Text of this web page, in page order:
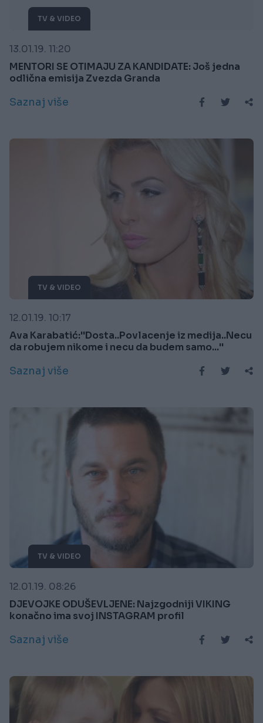
TV & VIDEO
13.01.19. 11:20
MENTORI SE OTIMAJU ZA KANDIDATE: Još jedna
odlična emisija Zvezda Granda
Saznaj više
TV & VIDEO
12.01.19. 10:17
Ava Karabatić:''Dosta..Povlacenje iz medija..Necu
da robujem nikome i necu da budem samo...''
Saznaj više
TV & VIDEO
12.01.19. 08:26
DJEVOJKE ODUŠEVLJENE: Najzgodniji VIKING
konačno ima svoj INSTAGRAM profil
Saznaj više